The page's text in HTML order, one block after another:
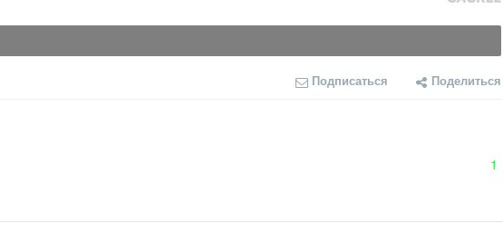
Подписаться Поделиться
1